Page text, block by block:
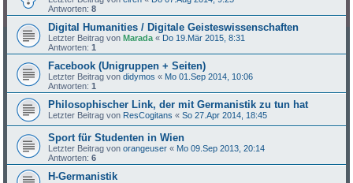
Antworten:8
Digital Humanities / Digitale Geisteswissenschaften
Letzter Beitrag vonMarada « Do 19.Mär 2015, 8:31
Antworten:1
Facebook (Unigruppen + Seiten)
Letzter Beitrag vondidymos « Mo 01.Sep 2014, 10:06
Antworten:1
Philosophischer Link, der mit Germanistik zu tun hat
Letzter Beitrag von ResCogitans «So 27.Apr 2014, 18:45
Sport für Studenten in Wien
Letzter Beitrag vonorangeuser « Mo 09.Sep 2013, 20:14
Antworten:6
H-Germanistik